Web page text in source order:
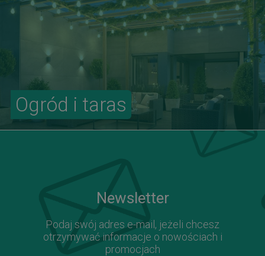
Ogród i taras
Newsletter
Podaj swój adres e-mail, jeżeli chcesz
otrzymywać informacje o nowościach i
promocjach